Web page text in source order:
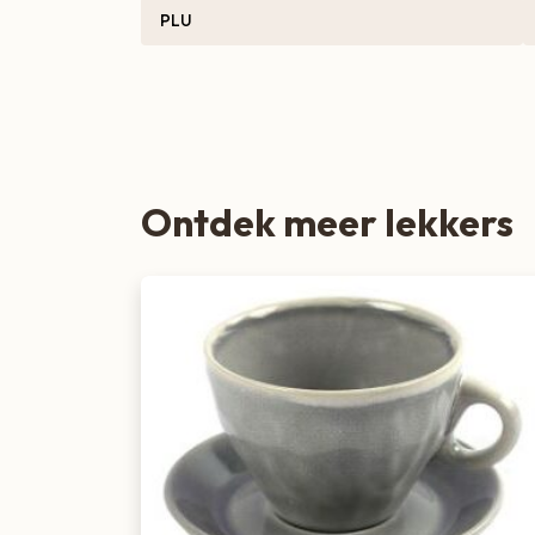
Zoete lekkernijen
PLU
Ontdek meer lekkers